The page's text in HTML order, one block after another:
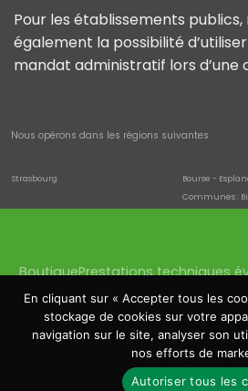
Pour les établissements
également la possibilité
mandat administratif lors d’une
Nous opérons dans les régions suivantes
Strasbourg
Bourse -
Communes :
Haguenau
Batzendorf ,
Molsheim
Altorf ,
Bourse, Esplanade, Krutenau
Gare - Tribunal
Gare, Halles,
Grande Île de
Orangerie - Conseil des XV
Conseil des
BoutiquePrestations techniques
Location sonorisation
Location écrans Saverne
Location structures et podium
Copyright 2026 ©
En cliquant sur « Accepter tous les
stockage de cookies sur votre
navigation sur le site, analyser son
nos efforts de
Autoriser tous les